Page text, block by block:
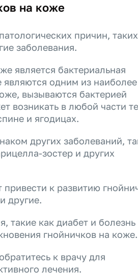
на коже
причин,
заболевания.
является бактериальная
одним из наиболее
вызываются бактерией
возникать в любой части
и ягодицах.
других заболеваний,
зостер и других
к развитию
другие.
такие как диабет и болезнь
гнойничков на коже.
к врачу для
лечения.